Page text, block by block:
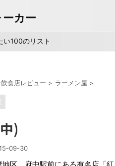
カー
い100のリスト
食店レビュー > ラーメン屋 >
)
09-30